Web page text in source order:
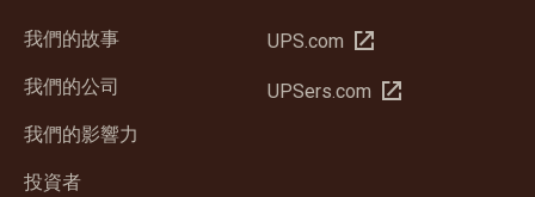
我們的故事
我們的公司
我們的影響力
投資者
UPS.com 在
視
UPSers.com 在